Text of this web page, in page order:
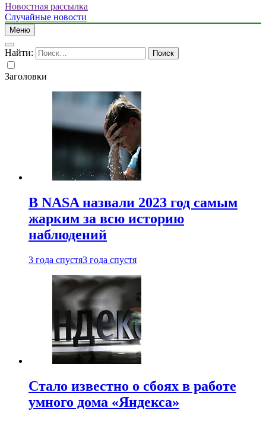
Новостная рассылка
Случайные новости
Меню
Найти:
Заголовки
В NASA назвали 2023 год самым
жарким за всю историю
наблюдений
3 года спустя3 года спустя
Стало известно о сбоях в работе
умного дома «Яндекса»